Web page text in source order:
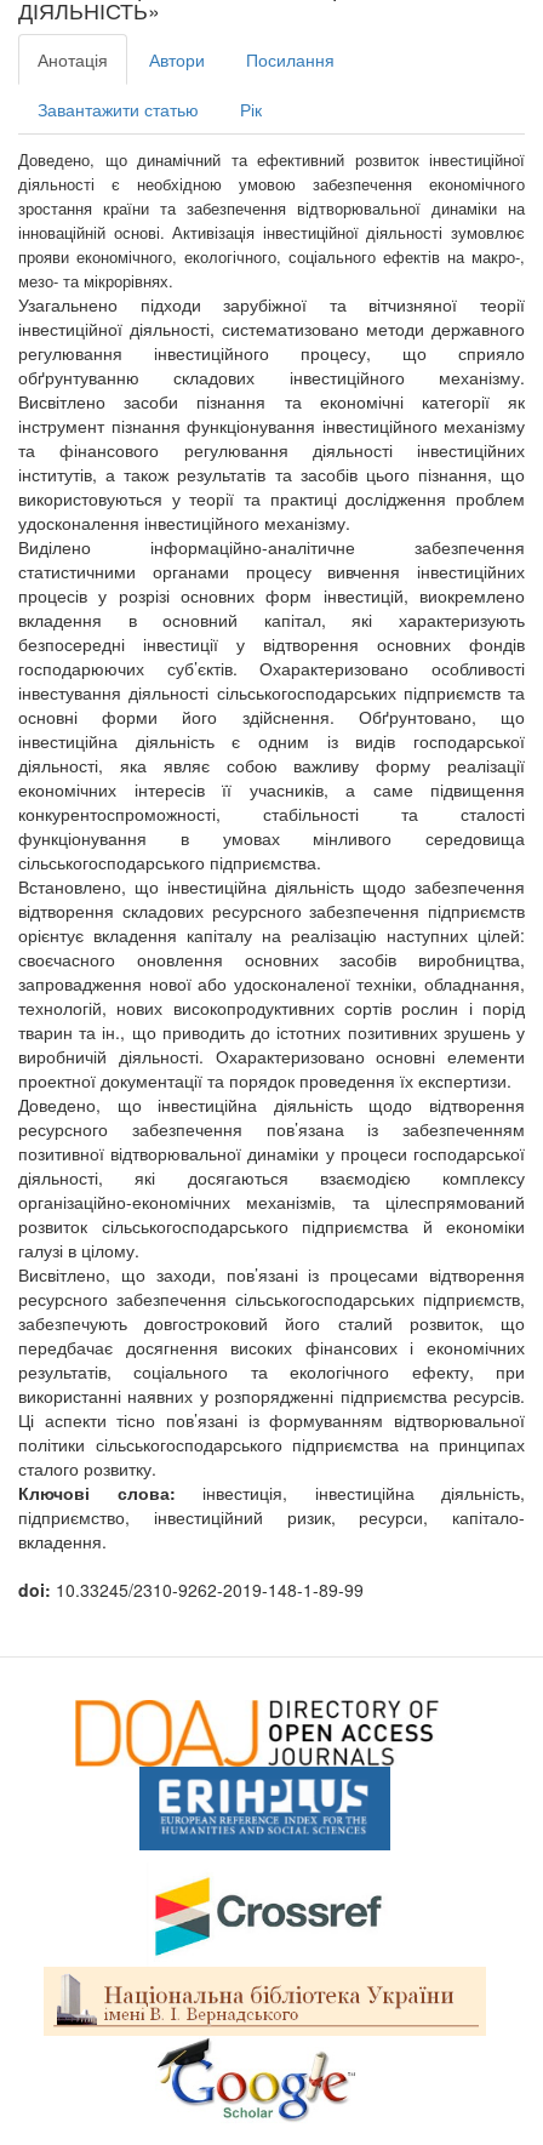
ДІЯЛЬНІСТЬ»
Анотація Автори Посилання
Завантажити статью Рік
Доведено, що динамічний та ефективний розвиток інвестиційної
діяльності є необхідною умовою забезпечення економічного
зростання країни та забезпечення відтворювальної динаміки на
інноваційній основі. Активізація інвестиційної діяльності зумовлює
прояви економічного, екологічного, соціального ефектів на макро-,
мезо- та мікрорівнях.
Узагальнено підходи зарубіжної та вітчизняної теорії
інвестиційної діяльності, систематизовано методи державного
регулювання інвестиційного процесу, що сприяло
обґрунтуванню складових інвестиційного механізму.
Висвітлено засоби пізнання та економічні категорії як
інструмент пізнання функціонування інвестиційного механізму
та фінансового регулювання діяльності інвестиційних
інститутів, а також результатів та засобів цього пізнання, що
використовуються у теорії та практиці дослідження проблем
удосконалення інвестиційного механізму.
Виділено інформаційно-аналітичне забезпечення
статистичними органами процесу вивчення інвестиційних
процесів у розрізі основних форм інвестицій, виокремлено
вкладення в основний капітал, які характеризують
безпосередні інвестиції у відтворення основних фондів
господарюючих суб’єктів. Охарактеризовано особливості
інвестування діяльності сільськогосподарських підприємств та
основні форми його здійснення. Обґрунтовано, що
інвестиційна діяльність є одним із видів господарської
діяльності, яка являє собою важливу форму реалізації
економічних інтересів її учасників, а саме підвищення
конкурентоспроможності, стабільності та сталості
функціонування в умовах мінливого середовища
сільськогосподарського підприємства.
Встановлено, що інвестиційна діяльність щодо забезпечення
відтворення складових ресурсного забезпечення підприємств
орієнтує вкладення капіталу на реалізацію наступних цілей:
своєчасного оновлення основних засобів виробництва,
запровадження нової або удосконаленої техніки, обладнання,
технологій, нових високопродуктивних сортів рослин і порід
тварин та ін., що приводить до істотних позитивних зрушень у
виробничій діяльності. Охарактеризовано основні елементи
проектної документації та порядок проведення їх експертизи.
Доведено, що інвестиційна діяльність щодо відтворення
ресурсного забезпечення пов’язана із забезпеченням
позитивної відтворювальної динаміки у процеси господарської
діяльності, які досягаються взаємодією комплексу
організаційно-економічних механізмів, та цілеспрямований
розвиток сільськогосподарського підприємства й економіки
галузі в цілому.
Висвітлено, що заходи, пов’язані із процесами відтворення
ресурсного забезпечення сільськогосподарських підприємств,
забезпечують довгостроковий його сталий розвиток, що
передбачає досягнення високих фінансових і економічних
результатів, соціального та екологічного ефекту, при
використанні наявних у розпорядженні підприємства ресурсів.
Ці аспекти тісно пов’язані із формуванням відтворювальної
політики сільськогосподарського підприємства на принципах
сталого розвитку.
Ключові слова: інвестиція, інвестиційна діяльність,
підприємство, інвестиційний ризик, ресурси, капітало-
вкладення.
doi: 10.33245/2310-9262-2019-148-1-89-99